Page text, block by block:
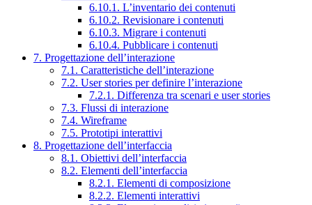
6.10.1. L’inventario dei contenuti
6.10.2. Revisionare i contenuti
6.10.3. Migrare i contenuti
6.10.4. Pubblicare i contenuti
7. Progettazione dell’interazione
7.1. Caratteristiche dell’interazione
7.2. User stories per definire l’interazione
7.2.1. Differenza tra scenari e user stories
7.3. Flussi di interazione
7.4. Wireframe
7.5. Prototipi interattivi
8. Progettazione dell’interfaccia
8.1. Obiettivi dell’interfaccia
8.2. Elementi dell’interfaccia
8.2.1. Elementi di composizione
8.2.2. Elementi interattivi